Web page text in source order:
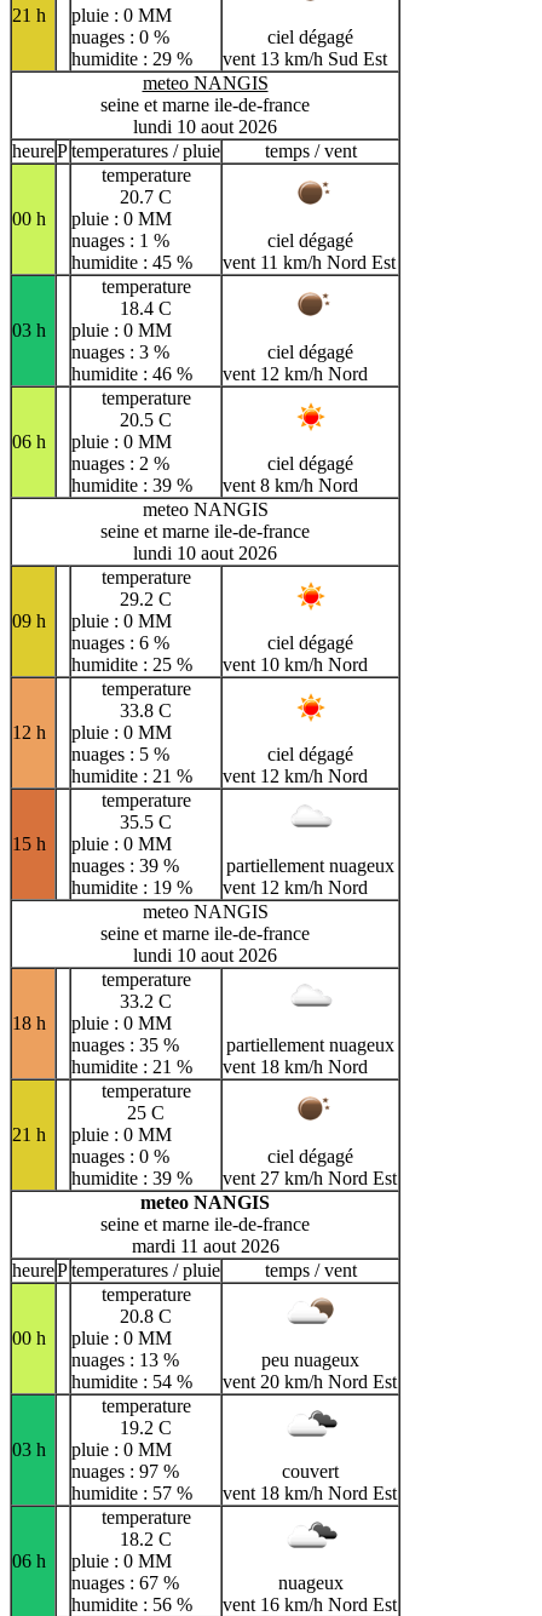
21 h
pluie : 0 MM
nuages : 0 %
humidite : 29 %
ciel dégagé
vent 13 km/h Sud Est
meteo NANGIS
seine et marne ile-de-france
lundi 10 aout 2026
heurePtemperatures / pluie temps / vent
00 h
temperature
20.7 C
pluie : 0 MM
nuages : 1 %
humidite : 45 %
ciel dégagé
vent 11 km/h Nord Est
03 h
temperature
18.4 C
pluie : 0 MM
nuages : 3 %
humidite : 46 %
ciel dégagé
vent 12 km/h Nord
06 h
temperature
20.5 C
pluie : 0 MM
nuages : 2 %
humidite : 39 %
ciel dégagé
vent 8 km/h Nord
meteo NANGIS
seine et marne ile-de-france
lundi 10 aout 2026
09 h
temperature
29.2 C
pluie : 0 MM
nuages : 6 %
humidite : 25 %
ciel dégagé
vent 10 km/h Nord
12 h
temperature
33.8 C
pluie : 0 MM
nuages : 5 %
humidite : 21 %
ciel dégagé
vent 12 km/h Nord
15 h
temperature
35.5 C
pluie : 0 MM
nuages : 39 %
humidite : 19 %
partiellement nuageux
vent 12 km/h Nord
meteo NANGIS
seine et marne ile-de-france
lundi 10 aout 2026
18 h
temperature
33.2 C
pluie : 0 MM
nuages : 35 %
humidite : 21 %
partiellement nuageux
vent 18 km/h Nord
21 h
temperature
25 C
pluie : 0 MM
nuages : 0 %
humidite : 39 %
ciel dégagé
vent 27 km/h Nord Est
meteo NANGIS
seine et marne ile-de-france
mardi 11 aout 2026
heurePtemperatures / pluie temps / vent
00 h
temperature
20.8 C
pluie : 0 MM
nuages : 13 %
humidite : 54 %
peu nuageux
vent 20 km/h Nord Est
03 h
temperature
19.2 C
pluie : 0 MM
nuages : 97 %
humidite : 57 %
couvert
vent 18 km/h Nord Est
06 h
temperature
18.2 C
pluie : 0 MM
nuages : 67 %
humidite : 56 %
nuageux
vent 16 km/h Nord Est